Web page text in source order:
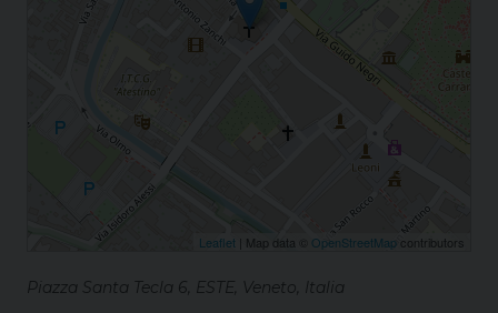
Leaflet | Map data © OpenStreetMap contributors
Piazza Santa Tecla 6, ESTE, Veneto, Italia